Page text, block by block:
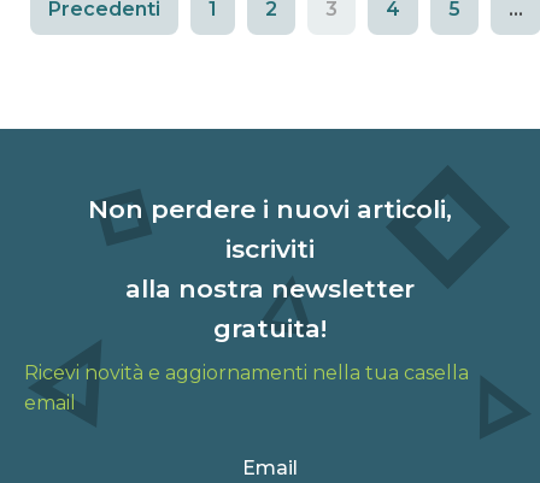
Precedenti 1 2 3 4 5 …
Non perdere i nuovi articoli,
iscriviti
alla nostra newsletter
gratuita!
Ricevi novità e aggiornamenti nella tua casella
email
Email